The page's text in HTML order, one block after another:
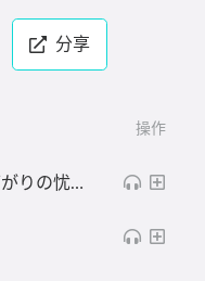
分享
操作
夏日虫鸣的相伴：《昼下がりの忧郁》